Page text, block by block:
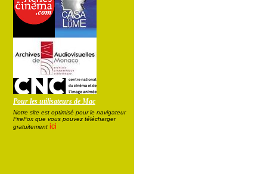
Pour les utilisateurs de Mac
Notre site est optimisé pour le navigateur
FireFox que vous pouvez télécharger
gratuitement ici